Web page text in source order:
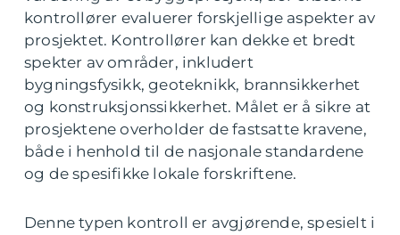
kontrollører evaluerer forskjellige aspekter av
prosjektet. Kontrollører kan dekke et bredt
spekter av områder, inkludert
bygningsfysikk, geoteknikk, brannsikkerhet
og konstruksjonssikkerhet. Målet er å sikre at
prosjektene overholder de fastsatte kravene,
både i henhold til de nasjonale standardene
og de spesifikke lokale forskriftene.
Denne typen kontroll er avgjørende, spesielt i